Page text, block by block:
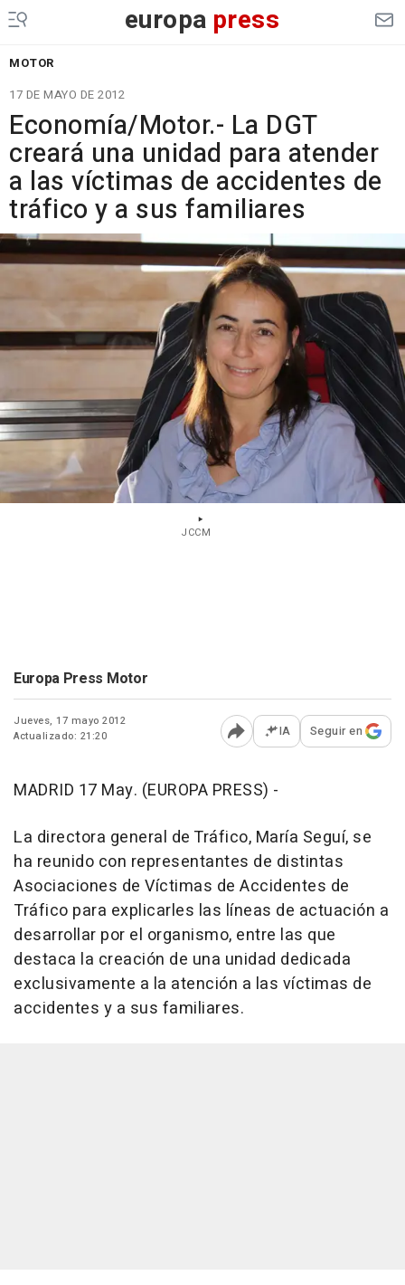
europa press
MOTOR
17 DE MAYO DE 2012
Economía/Motor.- La DGT
creará una unidad para atender
a las víctimas de accidentes de
tráfico y a sus familiares
JCCM
Europa Press Motor
Jueves, 17 mayo 2012
Actualizado: 21:20
Abrir opciones para
IA Seguir en
MADRID 17 May. (EUROPA PRESS) -
La directora general de Tráfico, María Seguí, se
ha reunido con representantes de distintas
Asociaciones de Víctimas de Accidentes de
Tráfico para explicarles las líneas de actuación a
desarrollar por el organismo, entre las que
destaca la creación de una unidad dedicada
exclusivamente a la atención a las víctimas de
accidentes y a sus familiares.